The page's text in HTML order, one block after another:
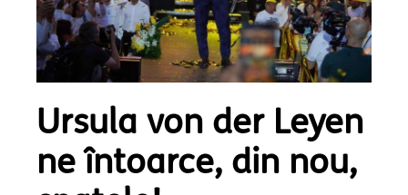
Ursula von der Leyen
ne întoarce, din nou,